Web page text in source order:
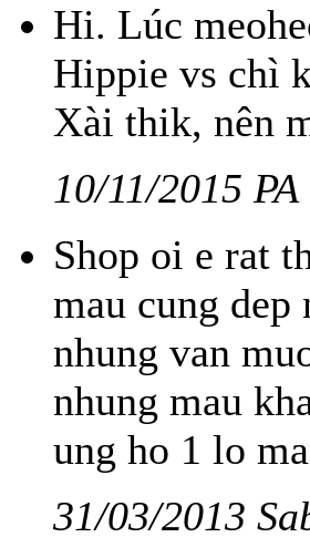
Hi. Lúc
Hippie vs chì
Xài thik, nên
10/11/2015 PA
Shop oi e rat
mau cung dep
nhung van
nhung mau
ung ho 1 lo
31/03/2013